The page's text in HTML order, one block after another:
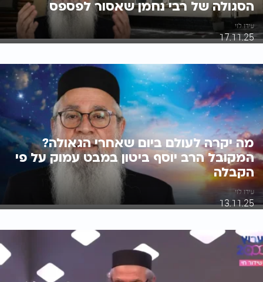
הסגולה של רבי נחמן שאסור לפספס
עידו לוי
17.11.25
מה יקרה לעולם ביום שאחרי הגאולה?
המקובל הרב יוסף ביטון במבט עמוק על פי
הקבלה
עידו לוי
13.11.25